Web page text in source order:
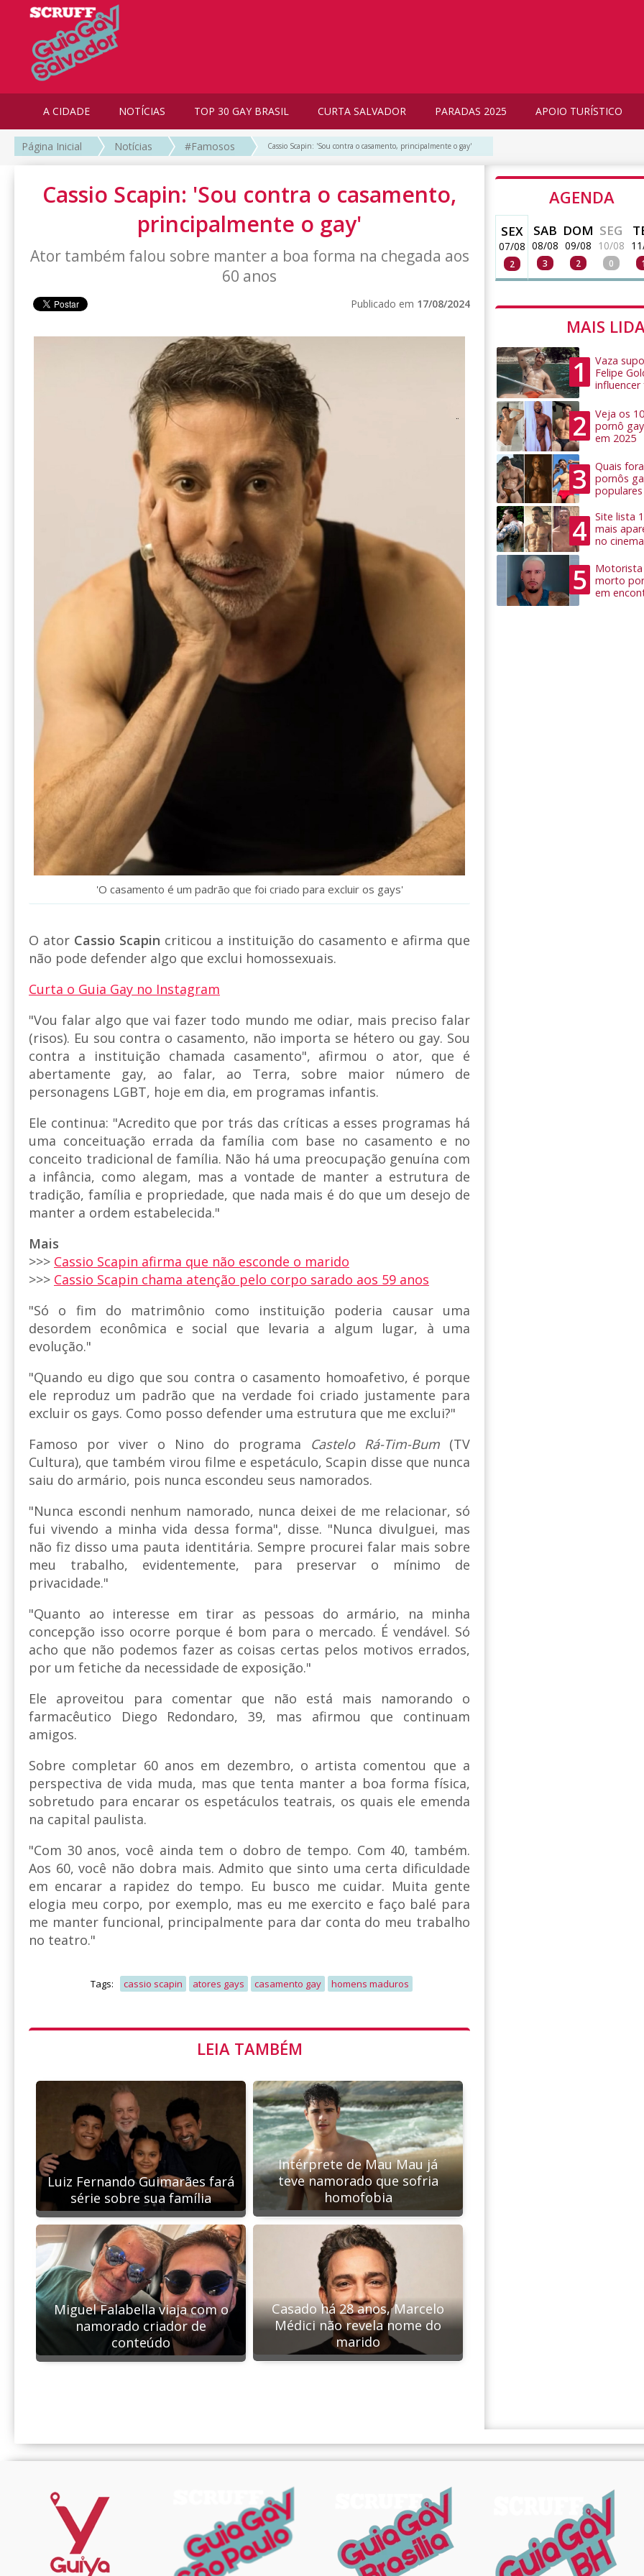
A CIDADE NOTÍCIAS TOP 30 GAY BRASIL CURTA SALVADOR PARADAS 2025 APOIO TURÍSTICO
Página Inicial Notícias #Famosos Cassio Scapin: 'Sou contra o casamento, principalmente o gay'
Cassio Scapin: 'Sou contra o casamento,
principalmente o gay'
Ator também falou sobre manter a boa forma na chegada aos
60 anos
Publicado em 17/08/2024
'O casamento é um padrão que foi criado para excluir os gays'
O ator Cassio Scapin criticou a instituição do casamento e afirma que
não pode defender algo que exclui homossexuais.
Curta o Guia Gay no Instagram
"Vou falar algo que vai fazer todo mundo me odiar, mais preciso falar
(risos). Eu sou contra o casamento, não importa se hétero ou gay. Sou
contra a instituição chamada casamento", afirmou o ator, que é
abertamente gay, ao falar, ao Terra, sobre maior número de
personagens LGBT, hoje em dia, em programas infantis.
Ele continua: "Acredito que por trás das críticas a esses programas há
uma conceituação errada da família com base no casamento e no
conceito tradicional de família. Não há uma preocupação genuína com
a infância, como alegam, mas a vontade de manter a estrutura de
tradição, família e propriedade, que nada mais é do que um desejo de
manter a ordem estabelecida."
Mais
>>> Cassio Scapin afirma que não esconde o marido
>>> Cassio Scapin chama atenção pelo corpo sarado aos 59 anos
"Só o fim do matrimônio como instituição poderia causar uma
desordem econômica e social que levaria a algum lugar, à uma
evolução."
"Quando eu digo que sou contra o casamento homoafetivo, é porque
ele reproduz um padrão que na verdade foi criado justamente para
excluir os gays. Como posso defender uma estrutura que me exclui?"
Famoso por viver o Nino do programa Castelo Rá-Tim-Bum (TV
Cultura), que também virou filme e espetáculo, Scapin disse que nunca
saiu do armário, pois nunca escondeu seus namorados.
"Nunca escondi nenhum namorado, nunca deixei de me relacionar, só
fui vivendo a minha vida dessa forma", disse. "Nunca divulguei, mas
não fiz disso uma pauta identitária. Sempre procurei falar mais sobre
meu trabalho, evidentemente, para preservar o mínimo de
privacidade."
"Quanto ao interesse em tirar as pessoas do armário, na minha
concepção isso ocorre porque é bom para o mercado. É vendável. Só
acho que não podemos fazer as coisas certas pelos motivos errados,
por um fetiche da necessidade de exposição."
Ele aproveitou para comentar que não está mais namorando o
farmacêutico Diego Redondaro, 39, mas afirmou que continuam
amigos.
Sobre completar 60 anos em dezembro, o artista comentou que a
perspectiva de vida muda, mas que tenta manter a boa forma física,
sobretudo para encarar os espetáculos teatrais, os quais ele emenda
na capital paulista.
"Com 30 anos, você ainda tem o dobro de tempo. Com 40, também.
Aos 60, você não dobra mais. Admito que sinto uma certa dificuldade
em encarar a rapidez do tempo. Eu busco me cuidar. Muita gente
elogia meu corpo, por exemplo, mas eu me exercito e faço balé para
me manter funcional, principalmente para dar conta do meu trabalho
no teatro."
Tags: cassio scapin atores gays casamento gay homens maduros
LEIA TAMBÉM
Luiz Fernando Guimarães fará
série sobre sua família
Intérprete de Mau Mau já
teve namorado que sofria
homofobia
Miguel Falabella viaja com o
namorado criador de
conteúdo
Casado há 28 anos, Marcelo
Médici não revela nome do
marido
AGENDA
SEX
07/08
2
SAB
08/08
3
DOM
09/08
2
SEG
10/08
0
MAIS
1
Vaza
Felipe
influencer
2
Veja os
pornô
em 2025
3
Quais
pornôs
4
Site lista
mais
no cinema
5
morto
em